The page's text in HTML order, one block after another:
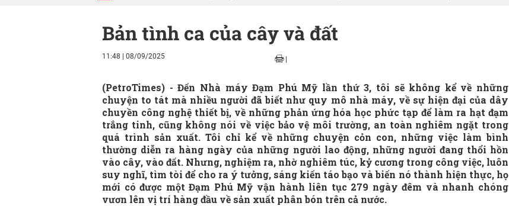
Bản tình ca của cây và đất
11:48 | 08/09/2025 |
(PetroTimes) -Đến Nhà máy Đạm Phú Mỹ lần thứ 3, tôi sẽ không kể về những
chuyện to tát mà nhiều người đã biết như quy mô nhà máy, về sự hiện đại của dây
chuyền công nghệ thiết bị, về những phản ứng hóa học phức tạp để làm ra hạt đạm
trắng tinh, cũng không nói về việc bảo vệ môi trường, an toàn nghiêm ngặt trong
quá trình sản xuất. Tôi chỉ kể về những chuyện cỏn con, những việc làm bình
thường diễn ra hàng ngày của những người lao động, những người đang thổi hồn
vào cây, vào đất. Nhưng, nghiệm ra, nhờ nghiêm túc, kỷ cương trong công việc, luôn
suy nghĩ, tìm tòi để cho ra ý tưởng, sáng kiến táo bạo và biến nó thành hiện thực, họ
mới có được một Đạm Phú Mỹ vận hành liên tục 279 ngày đêm và nhanh chóng
vươn lên vị trí hàng đầu về sản xuất phân bón trên cả nước.